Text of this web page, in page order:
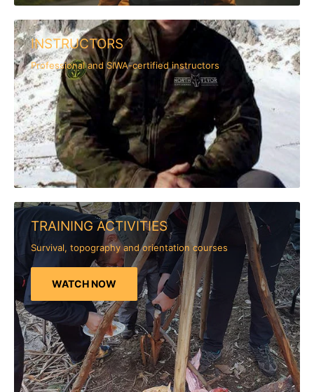
INSTRUCTORS
Professional and SIWA-certified instructors
TRAINING ACTIVITIES
Survival, topography and orientation courses
WATCH NOW